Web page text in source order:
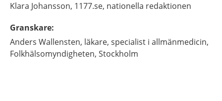
Klara Johansson, 1177.se, nationella redaktionen
Granskare:
Anders Wallensten, läkare, specialist i allmänmedicin,
Folkhälsomyndigheten, Stockholm